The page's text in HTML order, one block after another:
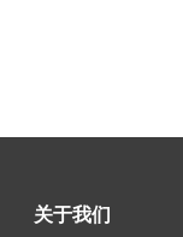
关于我们